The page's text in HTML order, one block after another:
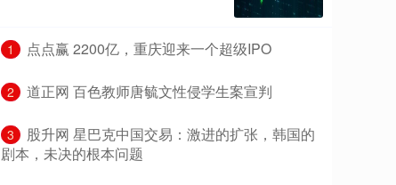
1 ​点点赢 2200亿，重庆迎来一个超级IPO
2 ​道正网 百色教师唐毓文性侵学生案宣判
3
​股升网 星巴克中国交易：激进的扩张，韩国的
剧本，未决的根本问题